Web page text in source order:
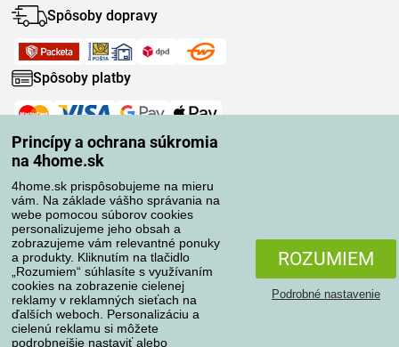
Princípy a ochrana súkromia
na 4home.sk
4home.sk prispôsobujeme na mieru
vám. Na základe vášho správania na
webe pomocou súborov cookies
personalizujeme jeho obsah a
zobrazujeme vám relevantné ponuky
a produkty. Kliknutím na tlačidlo
„Rozumiem“ súhlasíte s využívaním
cookies na zobrazenie cielenej
reklamy v reklamných sieťach na
ďalších weboch. Personalizáciu a
cielenú reklamu si môžete
podrobnejšie nastaviť alebo
ROZUMIEM
Podrobné nastavenie
Spôsoby dopravy
Spôsoby platby
Spoľahlivý obchod